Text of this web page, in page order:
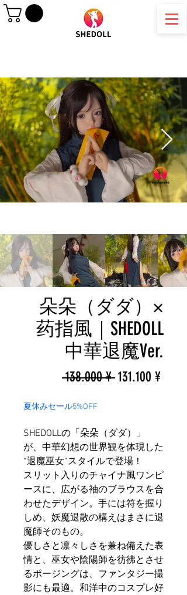
朵朵（ダダ）×
药指風｜SHEDOLL
中華退魔Ver.
138.000 ¥ 一
格
131.100 ¥促
夏休みセール5%OFF
SHEDOLLの「朵朵（ダダ）」
が、中華幻想の世界観を体現した
“退魔巫女”スタイルで登場！
スリット入りのチャイナ風ワンピ
ースに、広がる袖のブラウスを合
わせたデザイン。手には符を握り
しめ、妖魔退散の構えはまさに退
魔師そのもの。
優しさと凛々しさを兼ね備えた表
情と、巫女や陰陽師を彷彿とさせ
るポージングは、ファンタジー撮
影にも最適。和洋中のコスプレ好